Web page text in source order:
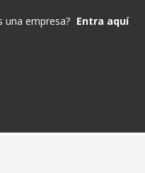
una empresa? Entra aquí